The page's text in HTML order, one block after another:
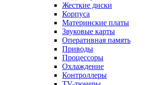
Жесткие диски
Корпуса
Материнские платы
Звуковые карты
Оперативная память
Приводы
Процессоры
Охлаждение
Контроллеры